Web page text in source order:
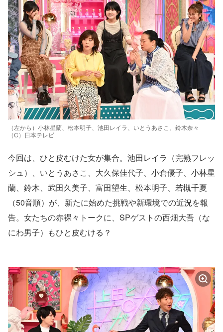
（左から）小林星蘭、松本明子、池田レイラ、いとうあさこ、鈴木奈々
（C）日本テレビ
今回は、ひと皮むけた女が集合。池田レイラ（完熟フレッ
シュ）、いとうあさこ、大久保佳代子、小倉優子、小林星
蘭、鈴木、武田久美子、富田望生、松本明子、若槻千夏
（50音順）が、新たに始めた挑戦や新環境での近況を報
告。女たちの赤裸々トークに、SPゲストの西畑大吾（な
にわ男子）もひと皮むける？